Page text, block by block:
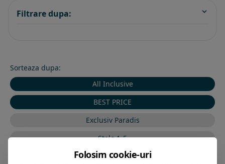
Filtrare dupa:
Sorteaza dupa:
All Inclusive
BEST PRICE
Exclusiv Paradis
Stele 1-5
Stele 5-1
Folosim cookie-uri